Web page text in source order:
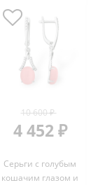
10 600 ₽
4 452 ₽
Серьги с голубым
кошачим глазом и